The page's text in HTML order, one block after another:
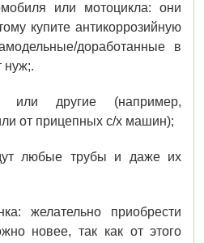
или мотоцикла: они
купите антикоррозийную
доработанные в
нуж;.
другие (например,
от прицепных с/х машин);
любые трубы и даже их
желательно приобрести
новее, так как от этого